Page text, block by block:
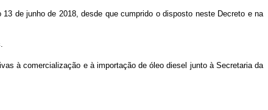
de junho de 2018, desde que cumprido o disposto neste Decreto e na
à comercialização e à importação de óleo diesel junto à Secretaria da